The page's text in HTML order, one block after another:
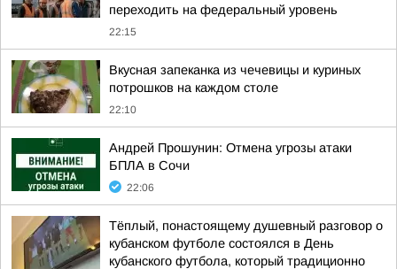
переходить на федеральный уровень
22:15
Вкусная запеканка из чечевицы и куриных
потрошков на каждом столе
22:10
Андрей Прошунин: Отмена угрозы атаки
БПЛА в Сочи
22:06
Тёплый, понастоящему душевный разговор о
кубанском футболе состоялся в День
кубанского футбола, который традиционно